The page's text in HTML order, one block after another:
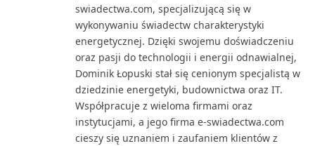
swiadectwa.com, specjalizującą się w
wykonywaniu świadectw charakterystyki
energetycznej. Dzięki swojemu doświadczeniu
oraz pasji do technologii i energii odnawialnej,
Dominik Łopuski stał się cenionym specjalistą w
dziedzinie energetyki, budownictwa oraz IT.
Współpracuje z wieloma firmami oraz
instytucjami, a jego firma e-swiadectwa.com
cieszy się uznaniem i zaufaniem klientów z